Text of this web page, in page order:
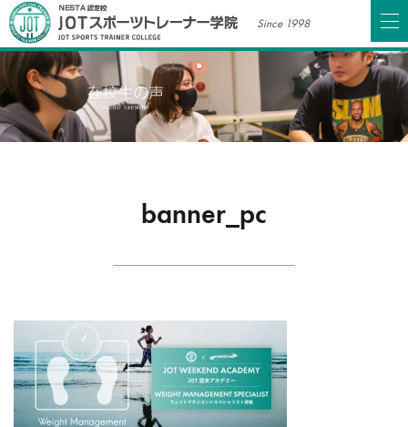
Since 1998
banner_pc